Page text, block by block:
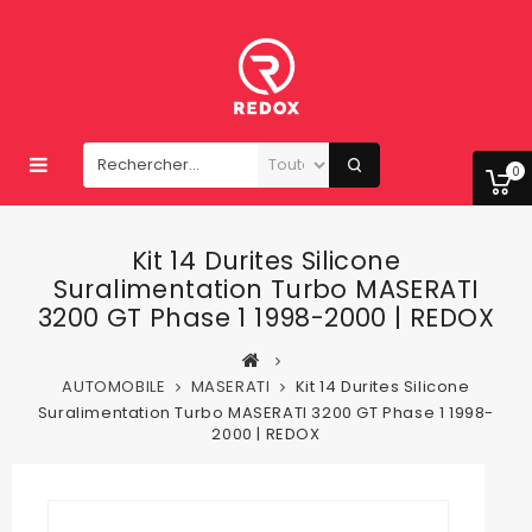
0
Kit 14 Durites Silicone
Suralimentation Turbo MASERATI
3200 GT Phase 1 1998-2000 | REDOX
AUTOMOBILE MASERATI
Kit 14 Durites Silicone
Suralimentation Turbo MASERATI 3200 GT Phase 1 1998-
2000 | REDOX